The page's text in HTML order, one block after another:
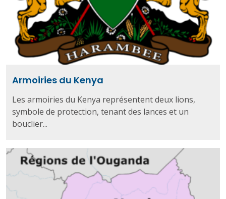
Armoiries du Kenya
Les armoiries du Kenya représentent deux lions,
symbole de protection, tenant des lances et un
bouclier...